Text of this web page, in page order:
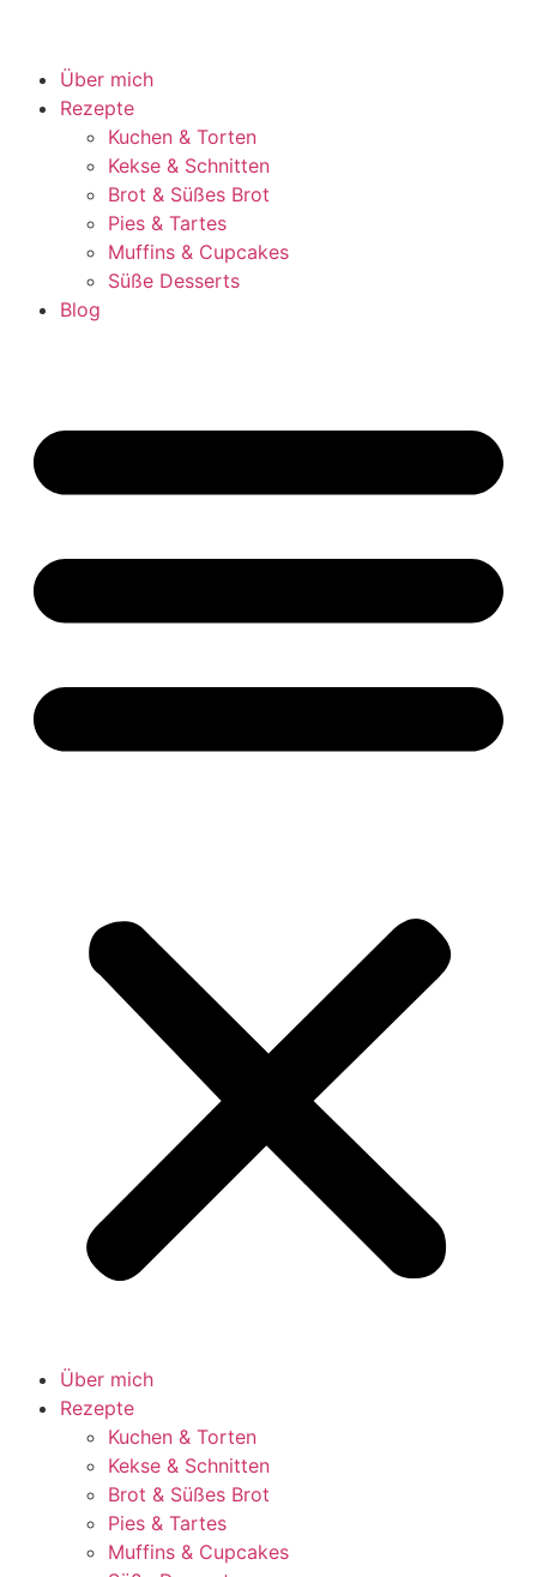
Über mich
Rezepte
Kuchen & Torten
Kekse & Schnitten
Brot & Süßes Brot
Pies & Tartes
Muffins & Cupcakes
Süße Desserts
Blog
Über mich
Rezepte
Kuchen & Torten
Kekse & Schnitten
Brot & Süßes Brot
Pies & Tartes
Muffins & Cupcakes